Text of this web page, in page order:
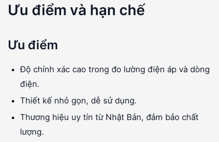
Ưu điểm và hạn chế
Ưu điểm
Độ chính xác cao trong đo lường điện áp và dòng
điện.
Thiết kế nhỏ gọn, dễ sử dụng.
Thương hiệu uy tín từ Nhật Bản, đảm bảo chất
lượng.